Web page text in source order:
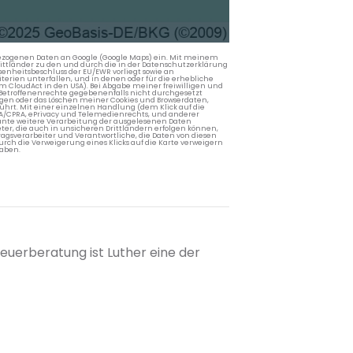
Daten an Google (Google Maps) ein. Mit meinem
zu den und durch die in der Datenschutzerklärung
der EU/EWR vorliegt sowie an
unterfallen, und in denen oder für die erhebliche
CloudAct in den USA). Bei Abgabe meiner freiwilligen und
gegebenenfalls nicht durchgesetzt
das Löschen meiner Cookies und Browserdaten,
Mit einer einzelnen Handlung (dem Klick auf die
ePrivacy und Telemedienrechts, und anderer
weitere Verarbeitung der ausgelesenen Daten
die auch in unsicheren Drittländern erfolgen können,
und Verantwortliche, die Daten von diesen
die Verweigerung eines Klicks auf die Karte verweigern
ist Luther eine der